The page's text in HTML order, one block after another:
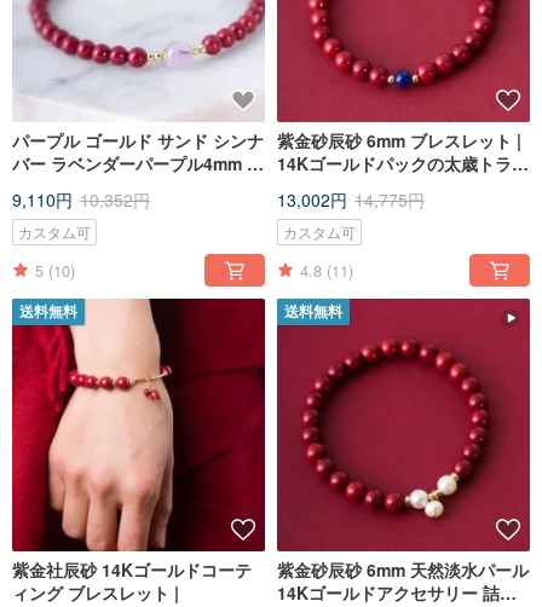
パープル ゴールド サンド シンナ
バー ラベンダーパープル4mm ブ
の Tai Sui トランスファー ブレ
スレットを Tai Sui New に
9,110円 10,352円
カスタム可
5 (10)
紫金砂辰砂 6mm ブレスレット |
14Kゴールドパックの太歳トラン
歳新年ギフトに
13,002円 14,775円
カスタム可
4.8 (11)
送料無料
紫金社辰砂 14Kゴールドコーテ
ィング ブレスレット |
送料無料
紫金砂辰砂 6mm 天然淡水パール
14Kゴールドアクセサリー 詰め